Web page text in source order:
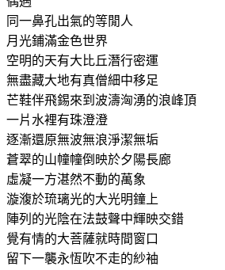
同一鼻孔出氣的等閒人
月光鋪滿金色世界
空明的天有大比丘潛行密運
無盡藏大地有真僧細中移足
芒鞋伴飛錫來到波濤洶湧的浪峰頂
一片水裡有珠澄澄
逐漸還原無波無浪淨潔無垢
蒼翠的山幢幢倒映於夕陽長廊
虛凝一方湛然不動的萬象
漩澓於琉璃光的大光明鐘上
陣列的光陰在法鼓聲中輝映交錯
覺有情的大菩薩就時間窗口
留下一襲永恆吹不走的紗袖